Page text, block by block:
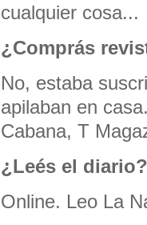
cualquier cosa...
¿Comprás
No, estaba
apilaban en
Cabana, T
¿Leés el diario?
Online. Leo La